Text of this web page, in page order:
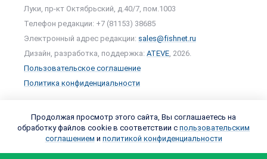
Луки, пр-кт Октябрьский, д.40/7, пом.1003
Телефон редакции: +7 (81153) 38685
Электронный адрес редакции: sales@fishnet.ru
Дизайн, разработка, поддержка: ATEVE , 2026.
Пользовательское соглашение
Политика конфиденциальности
Продолжая просмотр этого сайта, Вы соглашаетесь на
обработку файлов cookie в соответствии с пользовательским
соглашением и политикой конфиденциальности